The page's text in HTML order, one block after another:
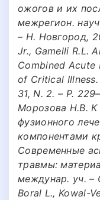
ожогов и их
межрегион.
– Н. Новгород,
Jr., Gamelli R.L.
Combined Acute
of Critical Illness.
31, N. 2. – P.
Морозова Н.В. К
фузионного
компонентами
Современные
травмы:
междунар. уч. –
Boral L., Kowal-